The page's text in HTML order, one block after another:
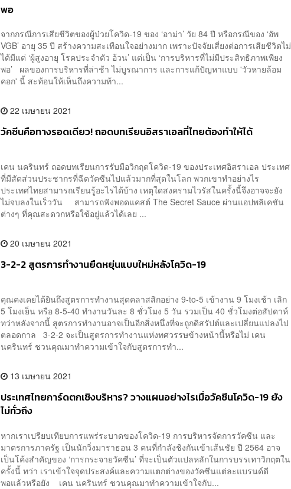
พอ
จากกรณีการเสียชีวิตของผู้ป่วยโควิด-19 ของ ‘อาม่า’ วัย 84 ปี หรือกรณีของ ‘อัพ
VGB’ อายุ 35 ปี สร้างความสะเทือนใจอย่างมาก เพราะปัจจัยเสี่ยงต่อการเสียชีวิตไม่
ได้มีแต่ ‘ผู้สูงอายุ โรคประจำตัว อ้วน’ แต่เป็น ‘การบริหารที่ไม่มีประสิทธิภาพเพียง
พอ’ ผลของการบริหารที่ล่าช้า ไม่บูรณาการ และการแก้ปัญหาแบบ 'วัวหายล้อม
คอก' นี้ สะท้อนให้เห็นถึงความท้า...
22 เมษายน 2021
วัคซีนคือทางรอดเดียว! ถอดบทเรียนอิสราเอลที่ไทยต้องทำให้ได้
เคน นครินทร์ ถอดบทเรียนการรับมือวิกฤตโควิด-19 ของประเทศอิสราเอล ประเทศ
ที่มีสัดส่วนประชากรที่ฉีดวัคซีนไปแล้วมากที่สุดในโลก พวกเขาทำอย่างไร
ประเทศไทยสามารถเรียนรู้อะไรได้บ้าง เหตุใดสงครามไวรัสในครั้งนี้จึงอาจจะยัง
ไม่จบลงในเร็ววัน สามารถฟังพอดแคสต์ The Secret Sauce ผ่านแอปพลิเคชัน
ต่างๆ ที่คุณสะดวกหรือใช้อยู่แล้วได้เลย ...
20 เมษายน 2021
3-2-2 สูตรการทำงานยืดหยุ่นแบบใหม่หลังโควิด-19
คุณคงเคยได้ยินถึงสูตรการทำงานสุดคลาสสิกอย่าง 9-to-5 เข้างาน 9 โมงเช้า เลิก
5 โมงเย็น หรือ 8-5-40 ทำงานวันละ 8 ชั่วโมง 5 วัน รวมเป็น 40 ชั่วโมงต่อสัปดาห์
ทว่าหลังจากนี้ สูตรการทำงานอาจเป็นอีกสิ่งหนึ่งที่จะถูกดิสรัปต์และเปลี่ยนแปลงไป
ตลอดกาล 3-2-2 จะเป็นสูตรการทำงานแห่งทศวรรษข้างหน้านี้หรือไม่ เคน
นครินทร์ ชวนคุณมาทำความเข้าใจกับสูตรการทำ...
13 เมษายน 2021
ประเทศไทยการ์ดตกเชิงบริหาร? วางแผนอย่างไรเมื่อวัคซีนโควิด-19 ยัง
ไม่ทั่วถึง
หากเราเปรียบเทียบการแพร่ระบาดของโควิด-19 การบริหารจัดการวัคซีน และ
มาตรการภาครัฐ เป็นนักวิ่งมาราธอน 3 คนที่กำลังชิงกันเข้าเส้นชัย ปี 2564 อาจ
เป็นโค้งสำคัญของ ‘การกระจายวัคซีน’ ที่จะเป็นตัวแปลหลักในการบรรเทาวิกฤตใน
ครั้งนี้ ทว่า เราเข้าใจจุดประสงค์และความแตกต่างของวัคซีนแต่ละแบรนด์ดี
พอแล้วหรือยัง เคน นครินทร์ ชวนคุณมาทำความเข้าใจกับ...